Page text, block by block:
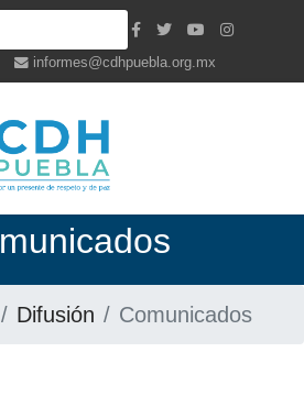
informes@cdhpuebla.org.mx
municados
Difusión Comunicados